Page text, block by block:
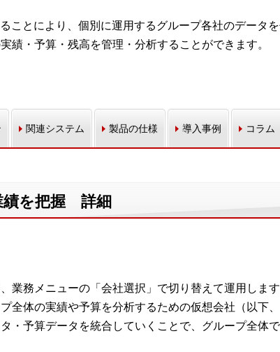
ことにより、個別に運用するグループ各社のデータ
績・予算・残高を管理・分析することができます。
関連システム 製品の仕様 導入事例 コラム
績を把握 詳細
業務メニューの「会社選択」で切り替えて運用しま
全体の実績や予算を分析するための仮想会社（以下
・予算データを統合していくことで、グループ全体